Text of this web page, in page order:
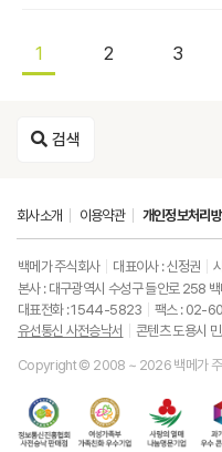
1 2 3
검색
회사소개 이용약관 개인정보처리
백메가 주식회사 대표이사 : 신정권
본사 : 대구광역시 수성구 들안로 258
대표전화 : 1544-5823
팩스 : 02-
유선통신 사전승낙서
콘텐츠 도용시
Copyright © 2008 ~ 2026 백메가 주
정
보
가
랑
의
열
통